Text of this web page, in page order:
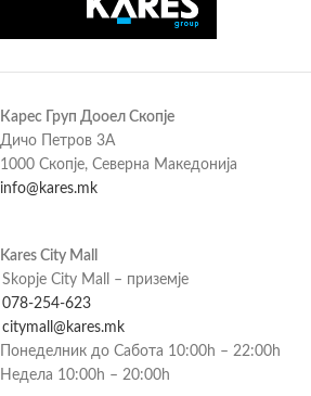
Карес Груп Дооел Скопје
Дичо Петров 3А
1000 Скопје, Северна Македонија
info@kares.mk
Kares City Mall
Skopje City Mall – приземје
078-254-623
citymall@kares.mk
Понеделник до Сабота 10:00h – 22:00h
Недела 10:00h – 20:00h